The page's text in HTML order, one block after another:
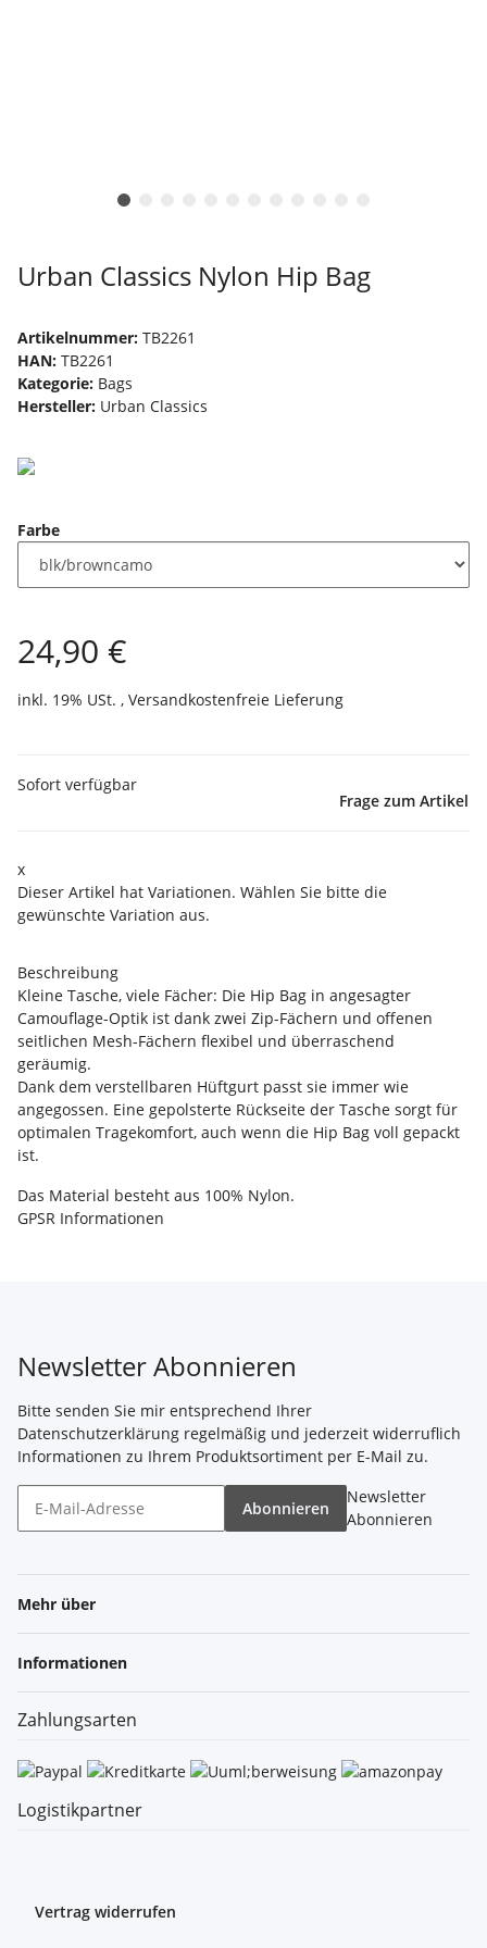
Urban Classics Nylon Hip Bag
Artikelnummer: TB2261
HAN: TB2261
Kategorie: Bags
Hersteller: Urban Classics
Farbe
24,90 €
inkl. 19% USt. , Versandkostenfreie Lieferung
Sofort verfügbar
Frage zum Artikel
x
Dieser Artikel hat Variationen. Wählen Sie bitte die
gewünschte Variation aus.
Beschreibung
Kleine Tasche, viele Fächer: Die Hip Bag in angesagter
Camouflage-Optik ist dank zwei Zip-Fächern und offenen
seitlichen Mesh-Fächern flexibel und überraschend
geräumig.
Dank dem verstellbaren Hüftgurt passt sie immer wie
angegossen. Eine gepolsterte Rückseite der Tasche sorgt für
optimalen Tragekomfort, auch wenn die Hip Bag voll gepackt
ist.
Das Material besteht aus 100% Nylon.
GPSR Informationen
Newsletter Abonnieren
Bitte senden Sie mir entsprechend Ihrer
Datenschutzerklärung regelmäßig und jederzeit widerruflich
Informationen zu Ihrem Produktsortiment per E-Mail zu.
Abonnieren
Newsletter
Abonnieren
Mehr über
Informationen
Zahlungsarten
Logistikpartner
Vertrag widerrufen